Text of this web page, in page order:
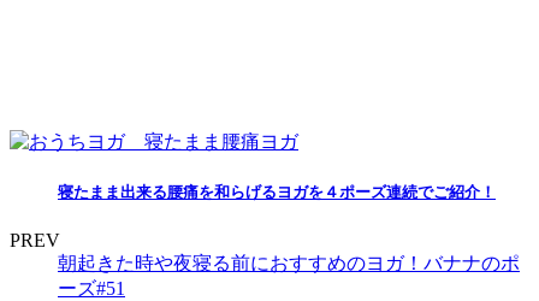
寝たまま出来る腰痛を和らげるヨガを４ポーズ連続でご紹介！
PREV
朝起きた時や夜寝る前におすすめのヨガ！バナナのポ
ーズ#51